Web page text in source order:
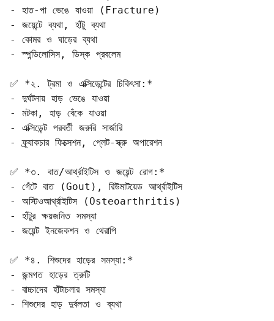
- হাত-পা ভেঙে যাওয়া (Fracture)
- জয়েন্টে ব্যথা, হাঁটু ব্যথা
- কোমর ও ঘাড়ের ব্যথা
- স্পন্ডিলোসিস, ডিস্ক প্রবলেম
✅ *২. ট্রমা ও এক্সিডেন্টের চিকিৎসা:*
- দুর্ঘটনায় হাড় ভেঙে যাওয়া
- মটকা, হাড় বেঁকে যাওয়া
- এক্সিডেন্ট পরবর্তী জরুরি সার্জারি
- ফ্র্যাকচার ফিক্সেশন, প্লেট-স্ক্রু অপারেশন
✅ *৩. বাত/আর্থ্রাইটিস ও জয়েন্ট রোগ:*
- গেঁটে বাত (Gout), রিউমাটয়েড আর্থ্রাইটিস
- অস্টিওআর্থ্রাইটিস (Osteoarthritis)
- হাঁটুর ক্ষয়জনিত সমস্যা
- জয়েন্ট ইনজেকশন ও থেরাপি
✅ *৪. শিশুদের হাড়ের সমস্যা:*
- জন্মগত হাড়ের ত্রুটি
- বাচ্চাদের হাঁটাচলার সমস্যা
- শিশুদের হাড় দুর্বলতা ও ব্যথা